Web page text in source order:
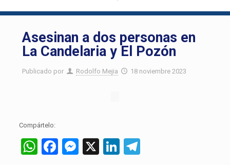
Asesinan a dos personas en
La Candelaria y El Pozón
Publicado por Rodolfo Mejia 18 noviembre 2023
Compártelo:
WhatsApp
Facebook
Messenger
X LinkedIn